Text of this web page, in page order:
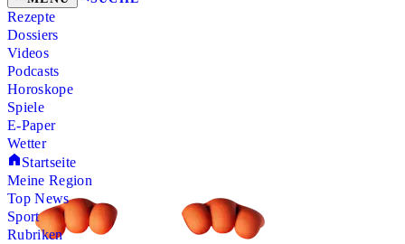
Rezepte
Dossiers
Videos
Podcasts
Horoskope
Spiele
E-Paper
Wetter
Startseite
Meine Region
Top News
Sport
Rubriken